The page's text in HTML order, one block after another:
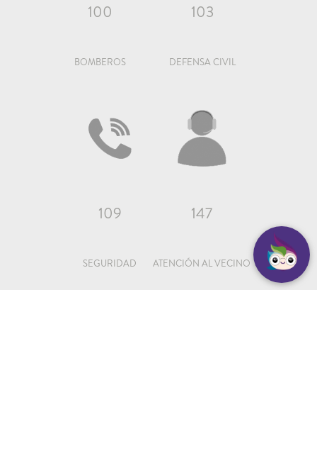
100
BOMBEROS
103
DEFENSA CIVIL
109
SEGURIDAD
147
ATENCIÓN AL VECINO